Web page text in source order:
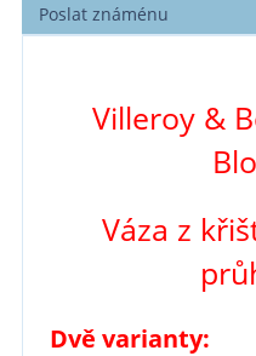
Poslat známénu
Villeroy &
Váza z
Dvě varianty: